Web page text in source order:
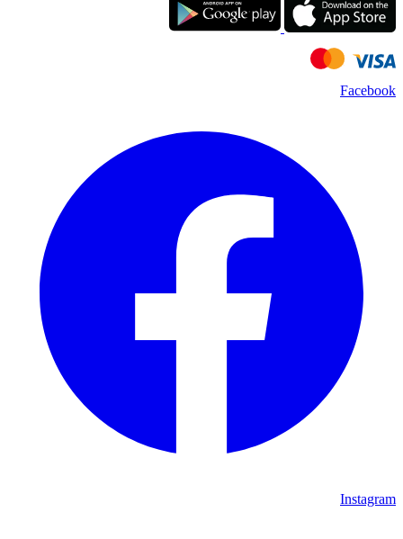
Facebook
Instagram